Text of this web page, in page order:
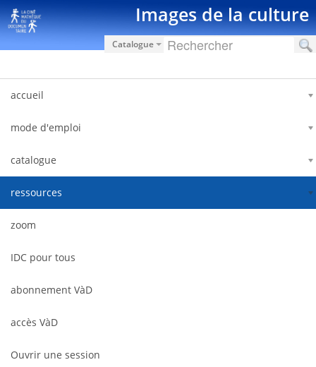
Saut au contenu Images de la culture
Catalogue
accueil
mode d'emploi
catalogue
ressources
zoom
IDC pour tous
abonnement VàD
accès VàD
Ouvrir une session